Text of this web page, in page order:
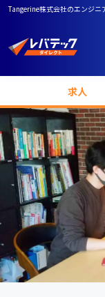
Tangerine株式会社のエンジ
求人